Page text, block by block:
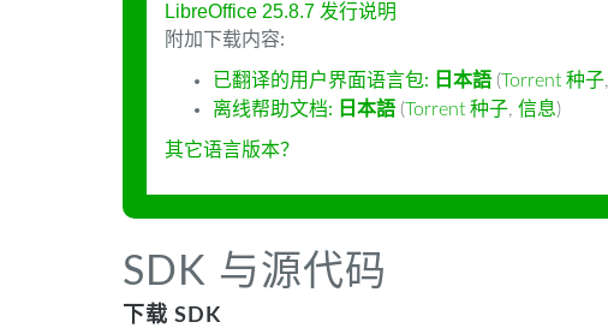
LibreOffice 25.8.7 发行说明
附加下载内容:
已翻译的用户界面语言包: 日本語 (Torrent 种子,
离线帮助文档: 日本語 (Torrent 种子, 信息)
其它语言版本？
SDK 与源代码
下载 SDK